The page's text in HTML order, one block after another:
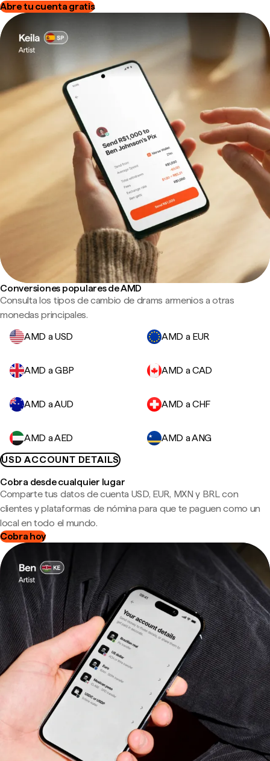
Abre tu cuenta gratis
Conversiones populares de AMD
Consulta los tipos de cambio de drams armenios a otras
monedas principales.
AMD a USD
AMD a EUR
AMD a GBP AMD a CAD
AMD a AUD AMD a CHF
AMD a AED
AMD a ANG
USD ACCOUNT DETAILS
Cobra desde cualquier lugar
Comparte tus datos de cuenta USD, EUR, MXN y BRL con
clientes y plataformas de nómina para que te paguen como un
local en todo el mundo.
Cobra hoy